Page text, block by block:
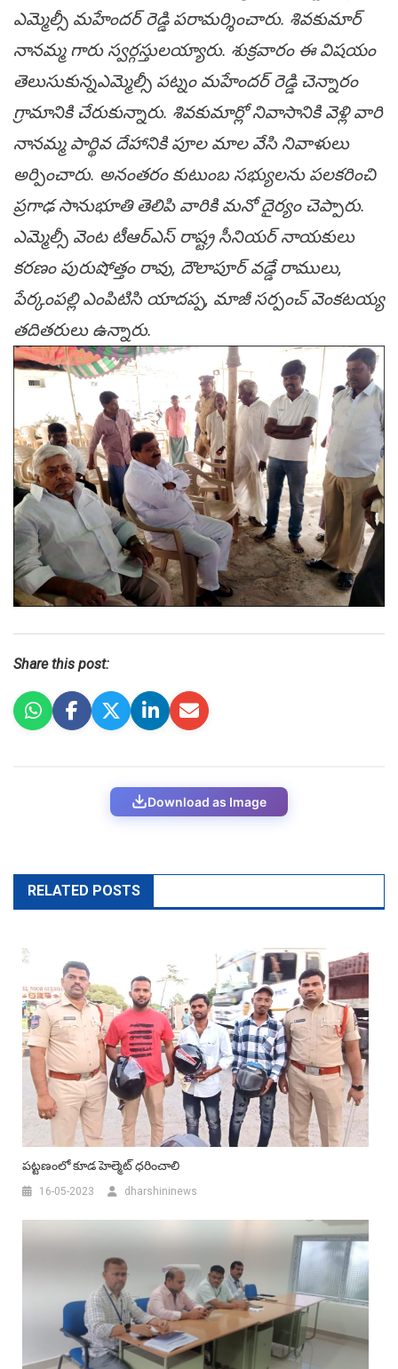
ఎమ్మెల్సీ మ‌హేంద‌ర్ రెడ్డి ప‌రామ‌ర్శించారు. శివ‌కుమార్
నానమ్మ గారు స్వర్గస్తుల‌య్యారు. శుక్ర‌వారం ఈ విషయం
తెలుసుకున్నఎమ్మెల్సీ పట్నం మహేందర్ రెడ్డి చెన్నారం
గ్రామానికి చేరుకున్నారు. శివ‌కుమార్లో నివాసానికి వెళ్లి వారి
నాన‌మ్మ‌ పార్థివ దేహానికి పూల మాల వేసి నివాళులు
అర్పించారు. అనంత‌రం కుటుంబ స‌భ్యుల‌ను ప‌ల‌క‌రించి
ప్రగాఢ సానుభూతి తెలిపి వారికి మనో దైర్యం చెప్పారు.
ఎమ్మెల్సీ వెంట టీఆర్ఎస్ రాష్ట్ర సీనియర్ నాయకులు
కరణం పురుషోత్తం రావు, దౌలాపూర్ వడ్డే రాములు,
పేర్కంపల్లి ఎంపిటిసి యాదప్ప, మాజీ సర్పంచ్ వెంకటయ్య
తదితరులు ఉన్నారు.
Share this post:
Download as Image
RELATED POSTS
పట్టణంలో కూడ హెల్మెట్ ధరించాలి
16-05-2023 dharshininews